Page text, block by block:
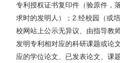
专利授权证书复印件（验原件，
求时的发明人）；2.经校园（或
校网站上公示无异议、由指导教
发明专利相对应的科研课题或论
应的学位论文、已发表论文、课